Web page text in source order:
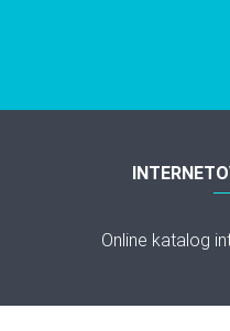
Online katalog